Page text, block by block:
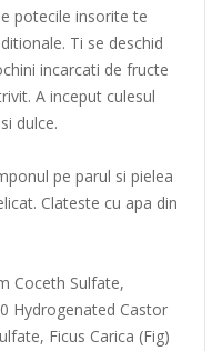
potecile insorite te
Ti se deschid
incarcati de fructe
A inceput culesul
dulce.
pe parul si pielea
Clateste cu apa din
Coceth Sulfate,
Hydrogenated Castor
Ficus Carica (Fig)